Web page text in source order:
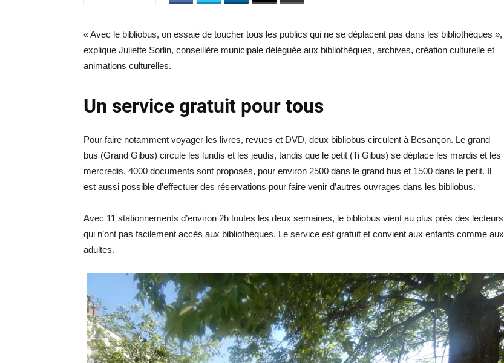
« Avec le bibliobus, on essaie de toucher tous les publics qui ne se déplacent pas dans les bibliothèques »,
explique Juliette Sorlin, conseillère municipale déléguée aux bibliothèques, archives, création culturelle et
animations culturelles.
Un service gratuit pour tous
Pour faire notamment voyager les livres, revues et DVD, deux bibliobus circulent à Besançon. Le grand
bus (Grand Gibus) circule les lundis et les jeudis, tandis que le petit (Ti Gibus) se déplace les mardis et les
mercredis. 4000 documents sont proposés, pour environ 2500 dans le grand bus et 1500 dans le petit. Il
est aussi possible d’effectuer des réservations pour faire venir d’autres ouvrages dans les bibliobus.
Avec 11 stationnements d’environ 2h toutes les deux semaines, le bibliobus vient au plus près des lecteurs
qui n’ont pas facilement accès aux bibliothèques. Le service est gratuit et convient aux enfants comme aux
adultes.